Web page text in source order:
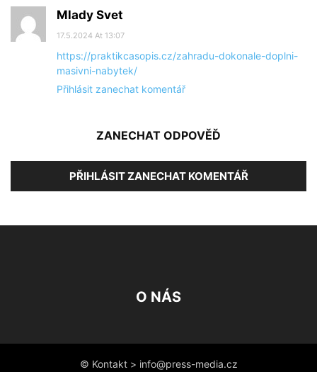
Mlady Svet
17.5.2024 At 13:07
https://praktikcasopis.cz/zahradu-dokonale-doplni-
masivni-nabytek/
Přihlásit zanechat komentář
ZANECHAT ODPOVĚĎ
PŘIHLÁSIT ZANECHAT KOMENTÁŘ
O NÁS
© Kontakt > info@press-media.cz